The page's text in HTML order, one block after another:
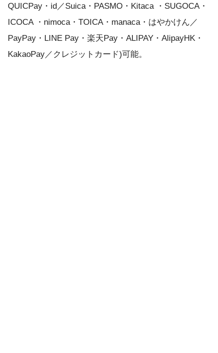
QUICPay・id／Suica・PASMO・Kitaca ・SUGOCA・
ICOCA ・nimoca・TOICA・manaca・はやかけん／
PayPay・LINE Pay・楽天Pay・ALIPAY・AlipayHK・
KakaoPay／クレジットカード)可能。